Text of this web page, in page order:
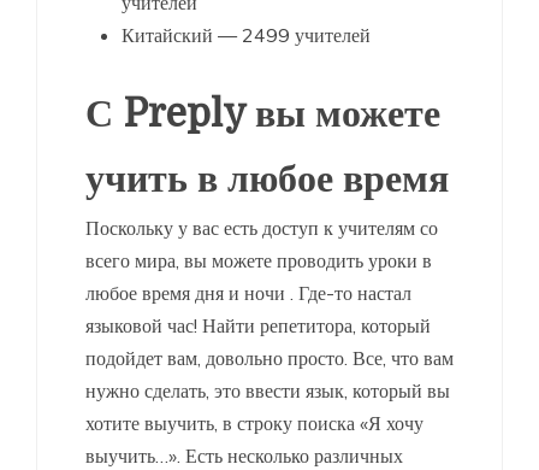
Китайский — 2499 учителей
С Preply вы можете
учить в любое время
Поскольку у вас есть доступ к учителям со
всего мира, вы можете проводить уроки в
любое время дня и ночи . Где-то настал
языковой час! Найти репетитора, который
подойдет вам, довольно просто. Все, что вам
нужно сделать, это ввести язык, который вы
хотите выучить, в строку поиска «Я хочу
выучить…». Есть несколько различных